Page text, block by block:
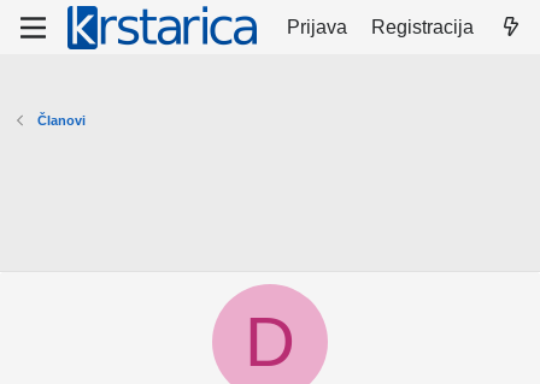
Prijava Registracija
Članovi
D